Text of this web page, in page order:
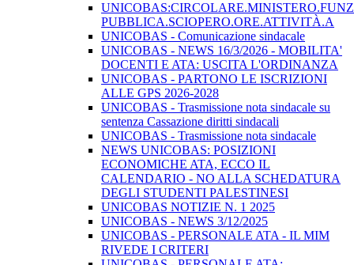
PUBBLICA.SCIOPERO.ORE.ATTIVITÀ.A
UNICOBAS - Comunicazione sindacale
UNICOBAS - NEWS 16/3/2026 - MOBILITA'
DOCENTI E ATA: USCITA L'ORDINANZA
UNICOBAS - PARTONO LE ISCRIZIONI
ALLE GPS 2026-2028
UNICOBAS - Trasmissione nota sindacale su
sentenza Cassazione diritti sindacali
UNICOBAS - Trasmissione nota sindacale
NEWS UNICOBAS: POSIZIONI
ECONOMICHE ATA, ECCO IL
CALENDARIO - NO ALLA SCHEDATURA
DEGLI STUDENTI PALESTINESI
UNICOBAS NOTIZIE N. 1 2025
UNICOBAS - NEWS 3/12/2025
UNICOBAS - PERSONALE ATA - IL MIM
RIVEDE I CRITERI